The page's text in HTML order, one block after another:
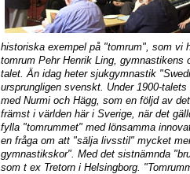
historiska exempel på "tomrum", som vi
tomrum Pehr Henrik Ling ,
talet. Än idag heter sjukgymnastik
ursprungligen svenskt. Under 1900-
med Nurmi och Hägg , som en följd av
främst i världen här i Sverige, när det
fylla "tomrummet" med lönsamma
en fråga om att "sälja livsstil" mycket
gymnastikskor". Med det sistnämnda
som t ex Tretorn i Helsingborg.